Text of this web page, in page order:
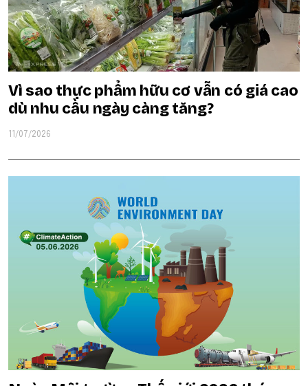
Vì sao thực phẩm hữu cơ vẫn có giá cao
dù nhu cầu ngày càng tăng?
11/07/2026